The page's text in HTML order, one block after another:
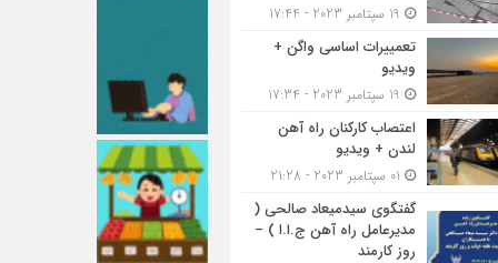
تعمییرات اساسی واگن +
ویدیو
اعتصاب کارکنان راه آهن
لندن + ویدیو
گفتگوی سیدمیعاد صالحی (
مدیرعامل راه آهن ج.ا.ا ) –
روز کارمند